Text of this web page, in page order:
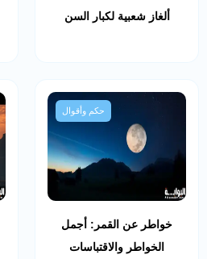
ألغاز شعبية لكبار السن
حكم وأقوال
خواطر عن القمر: أجمل
الخواطر والاقتباسات